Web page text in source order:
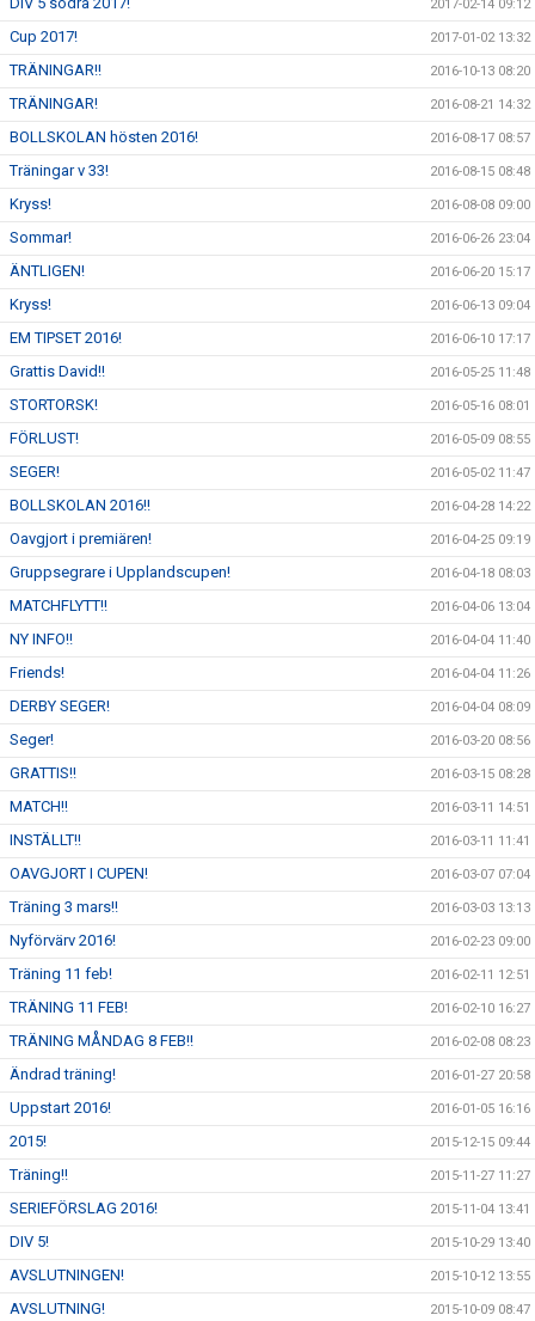
2017-02-14 09:12
Cup 2017! 2017-01-02 13:32
TRÄNINGAR!! 2016-10-13 08:20
TRÄNINGAR! 2016-08-21 14:32
BOLLSKOLAN hösten 2016! 2016-08-17 08:57
Träningar v 33! 2016-08-15 08:48
Kryss! 2016-08-08 09:00
Sommar! 2016-06-26 23:04
ÄNTLIGEN! 2016-06-20 15:17
Kryss! 2016-06-13 09:04
EM TIPSET 2016! 2016-06-10 17:17
Grattis David!! 2016-05-25 11:48
STORTORSK! 2016-05-16 08:01
FÖRLUST! 2016-05-09 08:55
SEGER! 2016-05-02 11:47
BOLLSKOLAN 2016!! 2016-04-28 14:22
Oavgjort i premiären! 2016-04-25 09:19
Gruppsegrare i Upplandscupen! 2016-04-18 08:03
MATCHFLYTT!! 2016-04-06 13:04
NY INFO!! 2016-04-04 11:40
Friends! 2016-04-04 11:26
DERBY SEGER! 2016-04-04 08:09
Seger! 2016-03-20 08:56
GRATTIS!! 2016-03-15 08:28
MATCH!! 2016-03-11 14:51
INSTÄLLT!! 2016-03-11 11:41
OAVGJORT I CUPEN! 2016-03-07 07:04
Träning 3 mars!! 2016-03-03 13:13
Nyförvärv 2016! 2016-02-23 09:00
Träning 11 feb! 2016-02-11 12:51
TRÄNING 11 FEB! 2016-02-10 16:27
TRÄNING MÅNDAG 8 FEB!! 2016-02-08 08:23
Ändrad träning! 2016-01-27 20:58
Uppstart 2016! 2016-01-05 16:16
2015! 2015-12-15 09:44
Träning!! 2015-11-27 11:27
SERIEFÖRSLAG 2016! 2015-11-04 13:41
DIV 5! 2015-10-29 13:40
AVSLUTNINGEN! 2015-10-12 13:55
AVSLUTNING! 2015-10-09 08:47